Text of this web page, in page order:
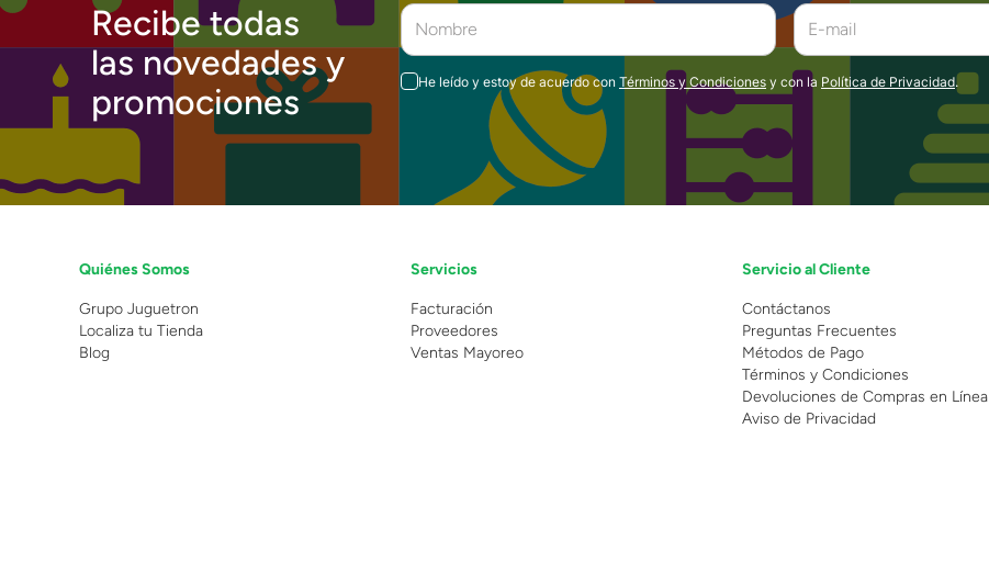
Recibe todas
las novedades y
promociones
He leído y estoy de acuerdo con Términos y Condiciones y con la Política de Privacidad.
Quiénes Somos
Grupo Juguetron
Localiza tu Tienda
Blog
Servicios
Facturación
Proveedores
Ventas Mayoreo
Servicio al Cliente
Contáctanos
Preguntas Frecuentes
Métodos de Pago
Términos y Condiciones
Devoluciones de Compras en Línea
Aviso de Privacidad